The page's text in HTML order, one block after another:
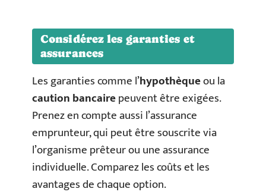
Considérez les garanties et
assurances
Les garanties comme l’hypothèqueou la
caution bancairepeuvent être exigées.
Prenez en compte aussi l’assurance
emprunteur, qui peut être souscrite via
l’organisme prêteur ou une assurance
individuelle. Comparez les coûts et les
avantages de chaque option.